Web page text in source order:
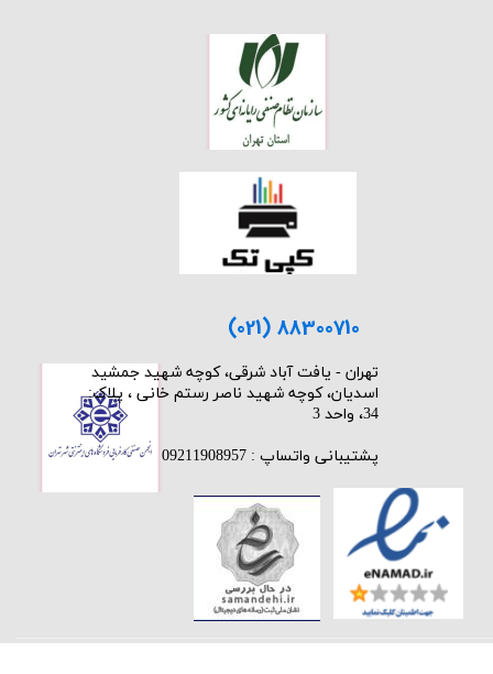
(021) 88300710
​تهران - یافت آباد شرقی، کوچه شهید جمشید
اسدیان، کوچه شهید ناصر رستم خانی ، پلاک:
34، واحد 3
پشتیبانی واتساپ : 09211908957